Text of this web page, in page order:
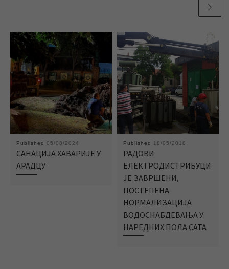
Published 05/08/2024
САНАЦИЈА ХАВАРИЈЕ У
АРАДЦУ
Published 18/05/2018
РАДОВИ
ЕЛЕКТРОДИСТРИБУЦИ
ЈЕ ЗАВРШЕНИ,
ПОСТЕПЕНА
НОРМАЛИЗАЦИЈА
ВОДОСНАБДЕВАЊА У
НАРЕДНИХ ПОЛА САТА